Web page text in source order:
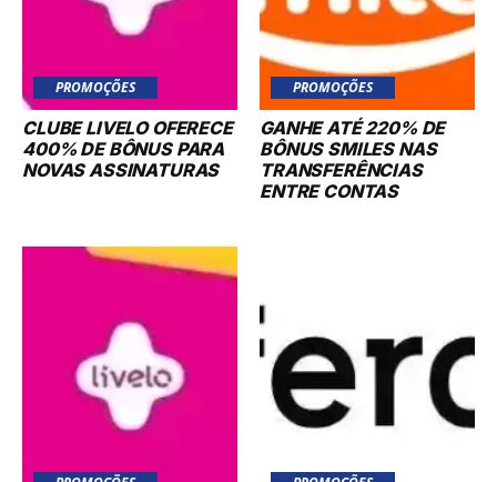
PROMOÇÕES
CLUBE LIVELO OFERECE
400% DE BÔNUS PARA
NOVAS ASSINATURAS
PROMOÇÕES
GANHE ATÉ 220% DE
BÔNUS SMILES NAS
TRANSFERÊNCIAS
ENTRE CONTAS